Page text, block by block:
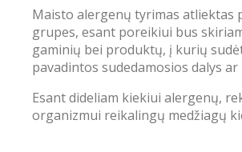
Maisto alergenų tyrimas atliektas
grupes, esant poreikiui bus
gaminių bei produktų, į kurių
pavadintos sudedamosios dalys
Esant dideliam kiekiui alergenų,
organizmui reikalingų medžiagų